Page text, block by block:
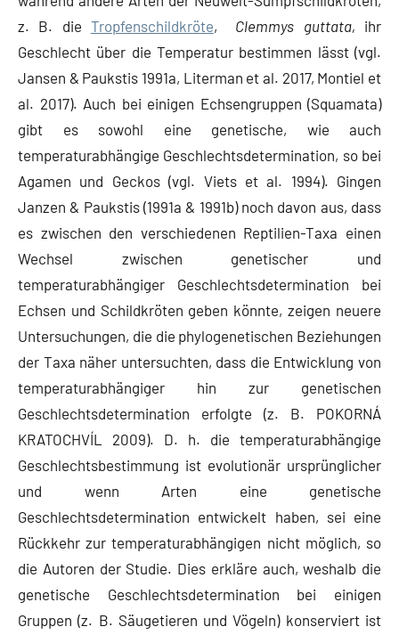
z. B. die Tropfenschildkröte, Clemmys guttata, ihr
Geschlecht über die Temperatur bestimmen lässt (vgl.
Jansen & Paukstis 1991a, Literman et al. 2017, Montiel et
al. 2017). Auch bei einigen Echsengruppen (Squamata)
gibt es sowohl eine genetische, wie auch
temperaturabhängige Geschlechtsdetermination, so bei
Agamen und Geckos (vgl. Viets et al. 1994). Gingen
Janzen & Paukstis (1991a & 1991b) noch davon aus, dass
es zwischen den verschiedenen Reptilien-Taxa einen
Wechsel zwischen genetischer und
temperaturabhängiger Geschlechtsdetermination bei
Echsen und Schildkröten geben könnte, zeigen neuere
Untersuchungen, die die phylogenetischen Beziehungen
der Taxa näher untersuchten, dass die Entwicklung von
temperaturabhängiger hin zur genetischen
Geschlechtsdetermination erfolgte (z. B. POKORNÁ
KRATOCHVÍL 2009). D. h. die temperaturabhängige
Geschlechtsbestimmung ist evolutionär ursprünglicher
und wenn Arten eine genetische
Geschlechtsdetermination entwickelt haben, sei eine
Rückkehr zur temperaturabhängigen nicht möglich, so
die Autoren der Studie. Dies erkläre auch, weshalb die
genetische Geschlechtsdetermination bei einigen
Gruppen (z. B. Säugetieren und Vögeln) konserviert ist